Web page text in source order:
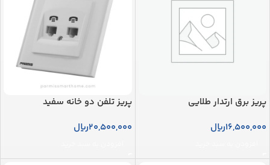
پریز برق ارتدار طلایی
16,500,000ریال
پریز تلفن دو خانه سفید
20,500,000ریال